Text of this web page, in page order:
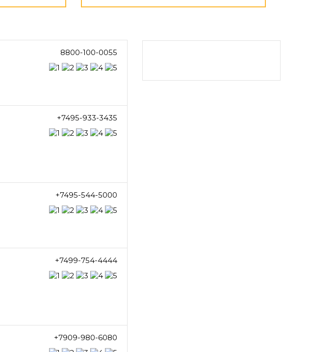
8800-100-0055
+7495-933-3435
+7495-544-5000
+7499-754-4444
+7909-980-6080